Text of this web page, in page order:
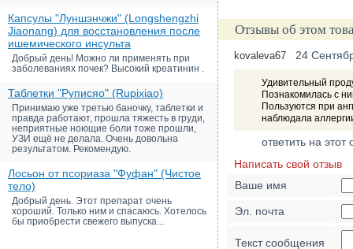
Капсулы "Луншэнчжи" (Longshengzhi
Jiaonang) для восстановления после
ишемического инсульта
Добрый день! Можно ли применять при
заболеваниях почек? Высокий креатинин .
Таблетки "Руписяо" (Rupixiao)
Принимаю уже третью баночку, таблетки и
правда работают, прошла тяжесть в груди,
неприятные ноющие боли тоже прошли,
УЗИ ещё не делала. Очень довольна
результатом. Рекомендую.
Лосьон от псориаза "Фуфан" (Чистое
тело)
Добрый день. Этот препарат очень
хороший. Только ним и спасаюсь. Хотелось
бы приобрести свежего выпуска...
Отзывы об этом
kovaleva67 24
Удивительный
Познакомилась с
Пользуются при
наблюдала
ответить на этот
Написать свой отзыв
Ваше имя
Эл. почта
Текст сообщения